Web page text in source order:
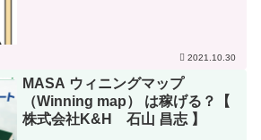
2021.10.30
MASA ウィニングマップ
（Winning map） は稼げる？【
株式会社K&H 石山 昌志 】